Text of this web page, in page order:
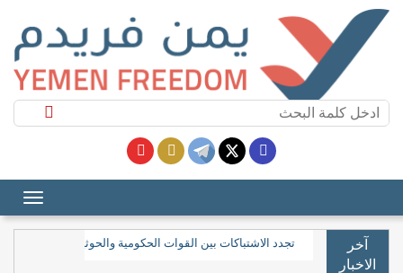
آخر
الاخبار
تجدد الاشتباكات بين القوات الحكومية والحوثيين في جبهات